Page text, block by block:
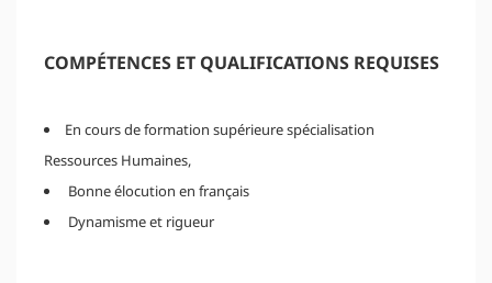
COMPÉTENCES ET QUALIFICATIONS REQUISES
En cours de formation supérieure spécialisation
Ressources Humaines,
Bonne élocution en français
Dynamisme et rigueur